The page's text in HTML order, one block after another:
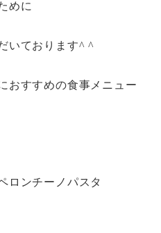
めに
いております^ ^
おすすめの食事メニュー
ロンチーノパスタ